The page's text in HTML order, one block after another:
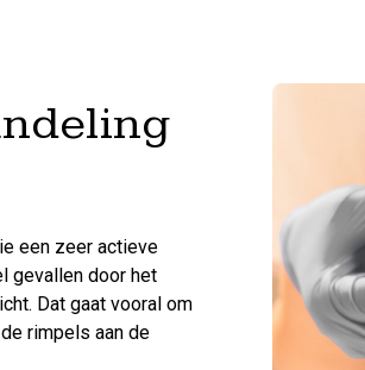
een zeer actieve
gevallen door het
Dat gaat vooral om
rimpels aan de